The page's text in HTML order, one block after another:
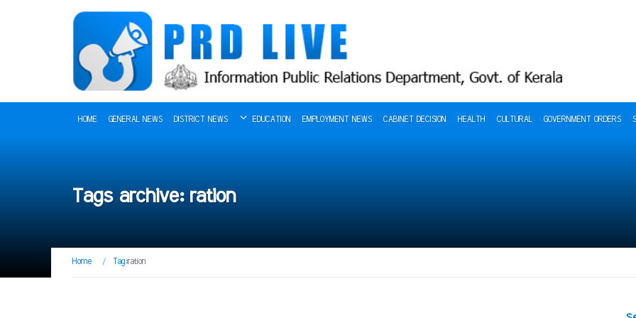
HOME GENERAL NEWS DISTRICT NEWS EDUCATION EMPLOYMENT NEWS CABINET DECISION HEALTH CULTURAL GOVERNMENT ORDERS
Tags archive: ration
Home / Tag:ration